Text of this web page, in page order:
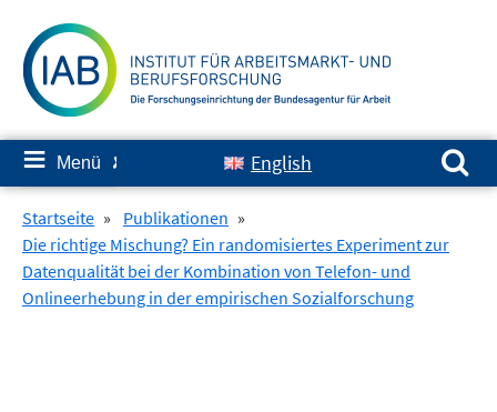
zum
Inhalt
≡ Menü ✘ English
Suchen nach:
Startseite » Publikationen »
Die richtige Mischung? Ein randomisiertes Experiment zur
Datenqualität bei der Kombination von Telefon- und
Onlineerhebung in der empirischen Sozialforschung